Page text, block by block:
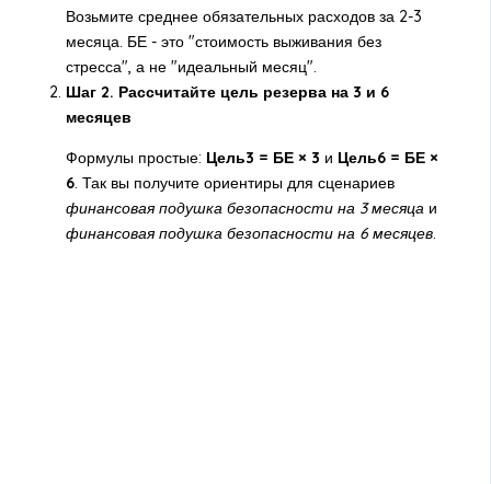
Возьмите среднее обязательных расходов за 2-3
месяца. БЕ - это "стоимость выживания без
стресса", а не "идеальный месяц".
Шаг 2. Рассчитайте цель резерва на 3 и 6
месяцев
Формулы простые: Цель3 = БЕ × 3 и Цель6 = БЕ ×
6. Так вы получите ориентиры для сценариев
финансовая подушка безопасности на 3 месяца и
финансовая подушка безопасности на 6 месяцев.